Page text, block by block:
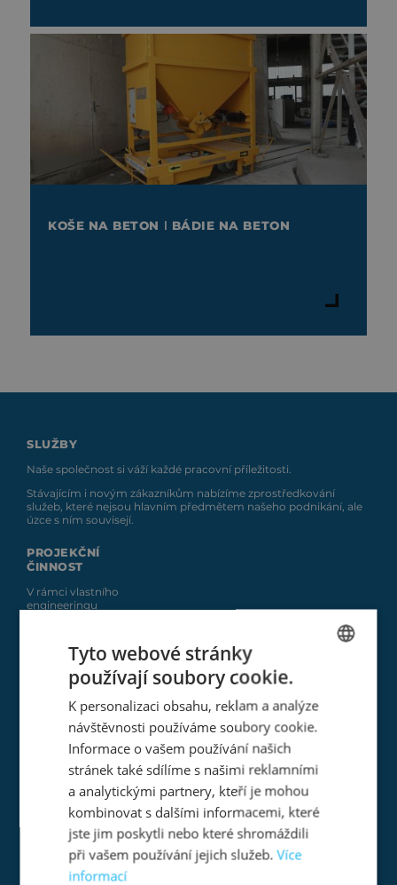
KOŠE NA BETON ǀ BÁDIE NA BETON
SLUŽBY
Naše společnost si váží každé pracovní příležitosti.
Stávajícím i novým zákazníkům nabízíme zprostředkování
služeb, které nejsou hlavním předmětem našeho podnikání, ale
úzce s ním souvisejí.
PROJEKČNÍ
ČINNOST
V rámci vlastního
engineeringu
realizaci Vašich
projektů.
REPASE
Vlastníte zařízení,
které vlivem
používání ztrácí
původní
výměna celku je
příliš nákladná?
ZAKÁZKOVÁ
VÝROBA
zaměstnanci
ENGLISH
Tyto webové stránky
používají soubory cookie.
K personalizaci obsahu, reklam a analýze
návštěvnosti používáme soubory cookie.
Informace o vašem používání našich
stránek také sdílíme s našimi reklamními
a analytickými partnery, kteří je mohou
kombinovat s dalšími informacemi, které
jste jim poskytli nebo které shromáždili
při vašem používání jejich služeb.Více
informací